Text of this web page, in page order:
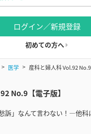
ログイン／新規登録
初めての方へ
医学 産科と婦人科 Vol.92 No.9
No.9【電子版】
訴」なんて言わない！―他